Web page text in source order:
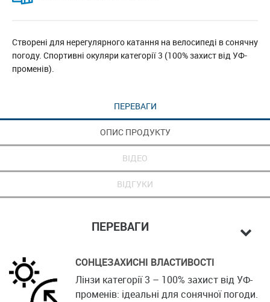
Створені для нерегулярного катання на велосипеді в сонячну
погоду. Спортивні окуляри категорії 3 (100% захист від УФ-
променів).
ПЕРЕВАГИ
ОПИС ПРОДУКТУ
ВІДЕО
ВІДГУКИ
ПЕРЕВАГИ
СОНЦЕЗАХИСНІ ВЛАСТИВОСТІ
Лінзи категорії 3 – 100% захист від УФ-
променів: ідеальні для сонячної погоди.